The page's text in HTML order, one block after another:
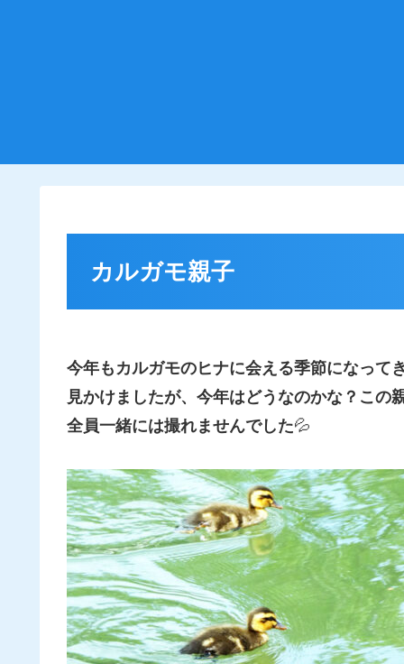
カルガモ親子
今年もカルガモのヒナに会える季節になって
見かけましたが、今年はどうなのかな？この
全員一緒には撮れませんでした💦